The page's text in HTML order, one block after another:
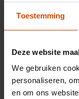
Toestemming
Deze website
We gebruiken
personaliseren,
en om ons
onderAfdrukken
jouw printer in de
Nu de printer en
kan je altijd snel
gaan.